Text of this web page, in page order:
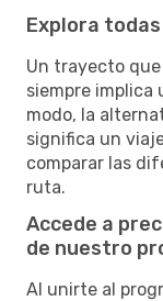
Explora
Un trayecto
siempre implica
modo, la
significa un
comparar las
ruta.
Accede a
de nuestro
Al unirte al